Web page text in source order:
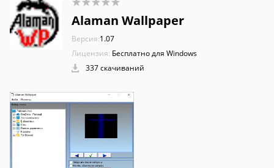
Alaman Wallpaper
Версия:1.07
Лицензия: Бесплатно для Windows
337 скачиваний